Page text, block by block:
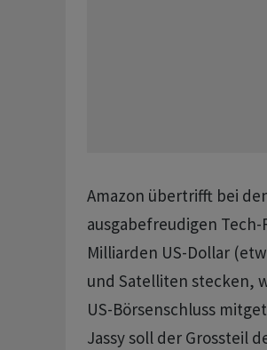
Amazon übertrifft bei
ausgabefreudigen
Milliarden US-Dollar
und Satelliten stecken,
US-Börsenschluss
Jassy soll der Grossteil